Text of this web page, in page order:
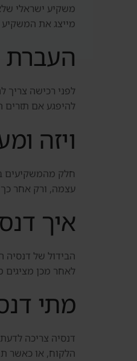
משקיע ישראלי
מייצג את המשקיע
העברת
לפני רכישה צריך
להיפגע אם תזרים
ויזה
עצמה, ורק אחר
איך
הבידול של דנסיה
לאחר מכן מציגים
מתי
הלקוח, או כאשר